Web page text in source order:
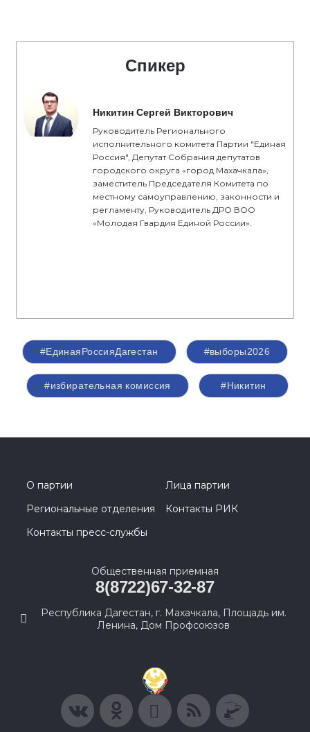
Спикер
Никитин Сергей Викторович
Руководитель Регионального
исполнительного комитета Партии "Единая
Россия", Депутат Собрания депутатов
городского округа «город Махачкала»,
заместитель Председателя Комитета по
местному самоуправлению, законности и
регламенту, Руководитель ДРО ВОО
«Молодая Гвардия Единой России».
#ЕдинаяРоссияДагестан #выборы2026
#избирательная комиссия #Никитин
О партии
Лица партии
Региональные отделения
Контакты РИК
Контакты пресс-службы
Общественная приемная
8(8722)67-32-87
Республика Дагестан, г. Махачкала, Площадь им.
Ленина, Дом Профсоюзов